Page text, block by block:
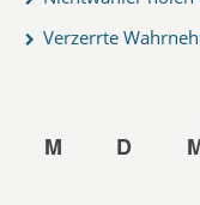
Verzerrte
M
D